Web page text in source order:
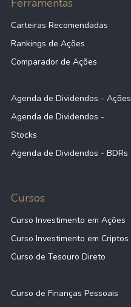
Ferramentas
Carteiras Recomendadas
Rankings de Ações
Comparador de Ações
Agenda de Dividendos - Ações
Agenda de Dividendos -
Stocks
Agenda de Dividendos - BDRs
Cursos
Curso Investimento em Ações
Curso Investimento em Criptos
Curso de Tesouro Direto
Curso de Finanças Pessoais